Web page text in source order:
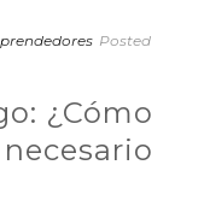
Posted
¿Cómo